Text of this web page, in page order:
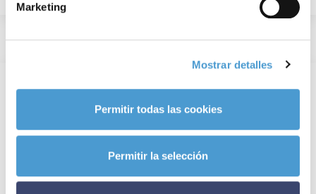
Marketing
Mostrar detalles
Permitir todas las cookies
Permitir la selección